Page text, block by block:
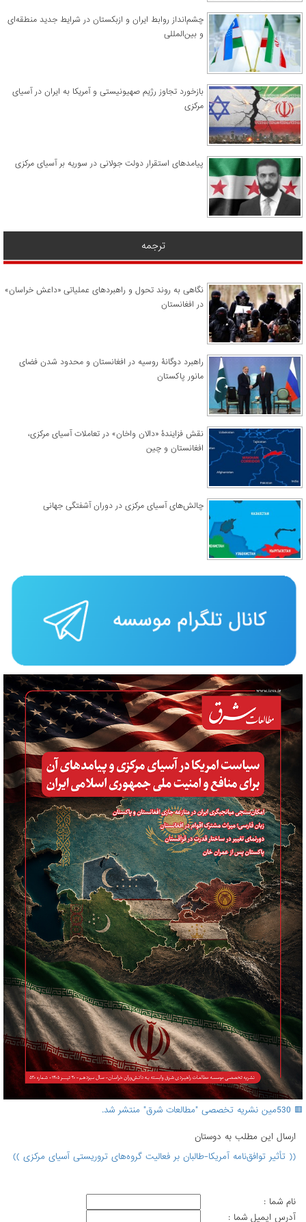
چشم‌انداز روابط ایران و ازبکستان در شرایط جدید منطقه‌ای
و بین‌المللی
​بازخورد تجاوز رژیم صهیونیستی و آمریکا به ایران در آسیای
مرکزی
پیامدهای استقرار دولت جولانی در سوریه بر آسیای مرکزی
ترجمه
نگاهی به روند تحول و راهبردهای عملیاتی «داعش خراسان»
در افغانستان
راهبرد دوگانۀ روسیه در افغانستان و محدود شدن فضای
مانور پاکستان
نقش فزایندۀ «دالان واخان» در تعاملات آسیای مرکزی،
افغانستان و چین
چالش‌های آسیای مرکزی در دوران آشفتگی جهانی
🟥 530مین نشریه تخصصی "مطالعات شرق" منتشر شد.
ارسال اين مطلب به دوستان
(( تأثیر توافق‌نامه آمریکا-طالبان بر فعالیت گروه‌های تروریستی آسیای مرکزی ))
نام شما :
آدرس ايميل شما :